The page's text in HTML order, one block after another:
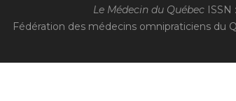
Le Médecin du Québec ISSN
Fédération des médecins omnipraticiens du